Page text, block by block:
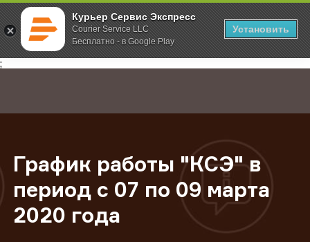
Курьер Сервис Экспресс
Courier Service LLC
Бесплатно - в Google Play
Установить
;
Главная О компании Новости График работы "КСЭ" в период с
График работы "КСЭ" в
период с 07 по 09 марта
2020 года